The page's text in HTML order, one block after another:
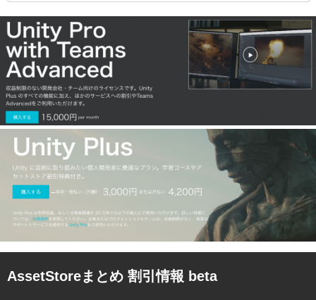
AssetStoreまとめ 割引情報 beta